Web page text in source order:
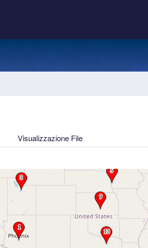
Visualizzazione File